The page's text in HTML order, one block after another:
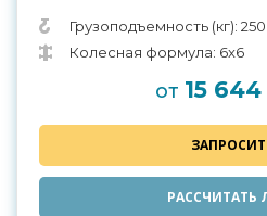
Грузоподъемность (кг):
Колесная формула: 6x6
от 15
РАССЧИТАТЬ